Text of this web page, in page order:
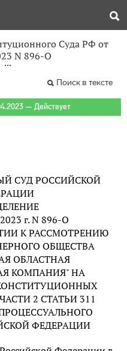
Суда РФ от
N 896-О
Поиск в тексте
— Действует
СУД РОССИЙСКОЙ
г. N 896-О
К РАССМОТРЕНИЮ
ОБЩЕСТВА
ОБЛАСТНАЯ
КОМПАНИЯ" НА
2 СТАТЬИ 311
ФЕДЕРАЦИИ